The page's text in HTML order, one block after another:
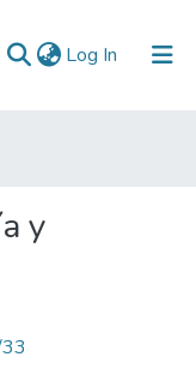
Log In (current)
y